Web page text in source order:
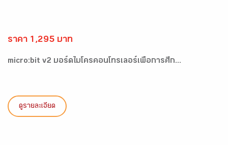
ราคา 1,295 บาท
micro:bit v2 บอร์ดไมโครคอนโทรเลอร์เพื่อการศึก...
ดูรายละเอียด